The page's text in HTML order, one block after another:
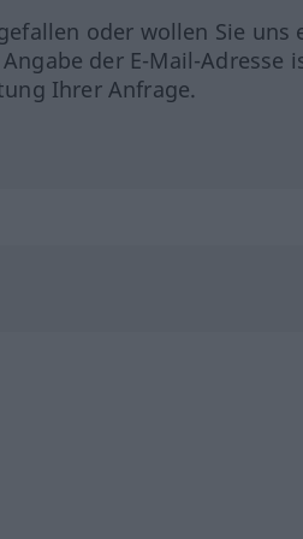
oder wollen Sie uns
der E-Mail-
Ihrer Anfrage.